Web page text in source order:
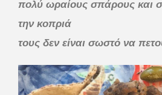
πολύ ωραίους σπάρους και
την κοπριά
τους δεν είναι σωστό να